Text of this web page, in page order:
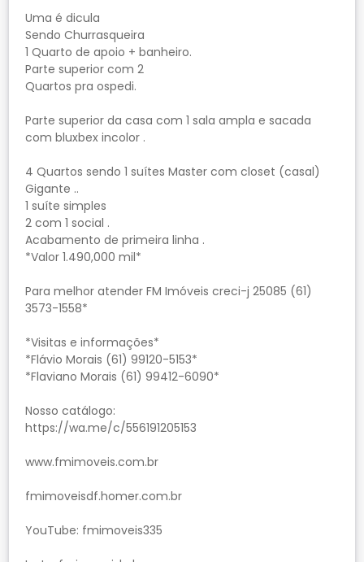
Uma é dicula
Sendo Churrasqueira
1 Quarto de apoio + banheiro.
Parte superior com 2
Quartos pra ospedi.
Parte superior da casa com 1 sala ampla e sacada
com bluxbex incolor .
4 Quartos sendo 1 suítes Master com closet (casal)
Gigante ..
1 suíte simples
2 com 1 social .
Acabamento de primeira linha .
*Valor 1.490,000 mil*
Para melhor atender FM Imóveis creci-j 25085 (61)
3573-1558*
*Visitas e informações*
*Flávio Morais (61) 99120-5153*
*Flaviano Morais (61) 99412-6090*
Nosso catálogo:
https://wa.me/c/556191205153
www.fmimoveis.com.br
fmimoveisdf.homer.com.br
YouTube: fmimoveis335